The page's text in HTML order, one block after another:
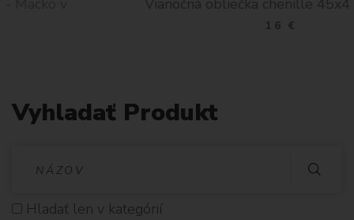
Vyhladať Produkt
Hladať len v kategórií